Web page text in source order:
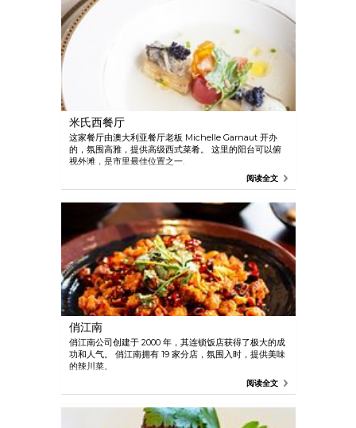
米氏西餐厅
这家餐厅由澳大利亚餐厅老板 Michelle Garnaut 开办
的，氛围高雅，提供高级西式菜肴。 这里的阳台可以俯
视外滩，是市里最佳位置之一.
阅读全文
俏江南
俏江南公司创建于 2000 年，其连锁饭店获得了极大的成
功和人气。 俏江南拥有 19 家分店，氛围入时，提供美味
的辣川菜。
阅读全文